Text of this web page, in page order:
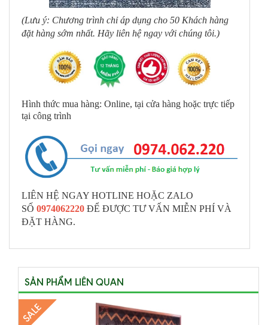
(Lưu ý: Chương trình chỉ áp dụng cho 50 Khách hàng
đặt hàng sớm nhất. Hãy liên hệ ngay với chúng tôi.)
Hình thức mua hàng: Online, tại cửa hàng hoặc trực tiếp
tại công trình
LIÊN HỆ NGAY HOTLINE HOẶC ZALO
SỐ 0974062220 ĐỂ ĐƯỢC TƯ VẤN MIỄN PHÍ VÀ
ĐẶT HÀNG.
SẢN PHẨM LIÊN QUAN
SALE